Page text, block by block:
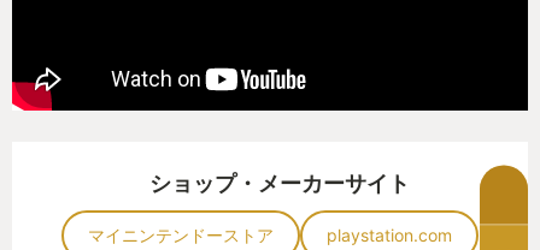
ショップ・メーカーサイト
マイニンテンドーストア playstation.com